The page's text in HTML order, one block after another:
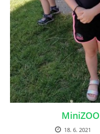
18. 6. 2021